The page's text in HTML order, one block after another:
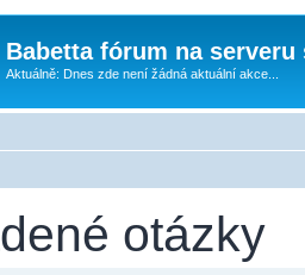
Babetta fórum na serveru
Aktuálně: Dnes zde není žádná aktuální akce...
otázky